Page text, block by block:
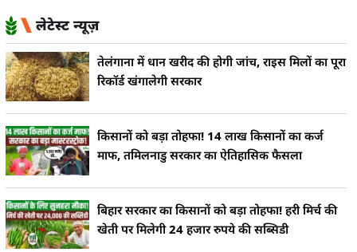
लेटेस्ट न्यूज़
तेलंगाना में धान खरीद की होगी जांच, राइस मिलों का पूरा
रिकॉर्ड खंगालेगी सरकार
किसानों को बड़ा तोहफा! 14 लाख किसानों का कर्ज
माफ, तमिलनाडु सरकार का ऐतिहासिक फैसला
बिहार सरकार का किसानों को बड़ा तोहफा! हरी मिर्च की
खेती पर मिलेगी 24 हजार रुपये की सब्सिडी